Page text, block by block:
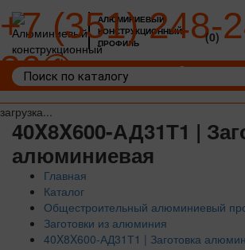
загрузка...
АЛЮМИНИЕВЫЙ
КОНСТРУКЦИОННЫЙ
ПРОФИЛЬ
+7 (351) 248-
36
(0)
40X8X600-АД31Т1 |
алюминиевая
Главная
Каталог
Общестроительный алюминиевый
Заготовки из алюминия
40X8X600-АД31Т1 | Заготовка